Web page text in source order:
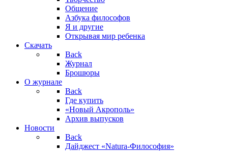
Общение
Азбука философов
Я и другие
Открывая мир ребенка
Скачать
Back
Журнал
Брошюры
О журнале
Back
Где купить
«Новый Акрополь»
Архив выпусков
Новости
Back
Дайджест «Natura-Философия»